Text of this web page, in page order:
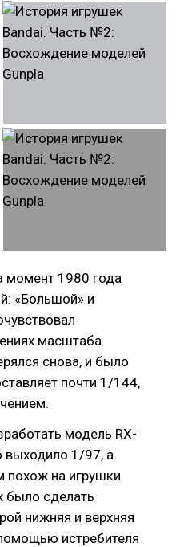
момент 1980 года
«Большой» и
масштаба.
снова, и было
почти 1/144,
модель RX-
выходило 1/97, а
на игрушки
было сделать
нижняя и верхняя
истребителя